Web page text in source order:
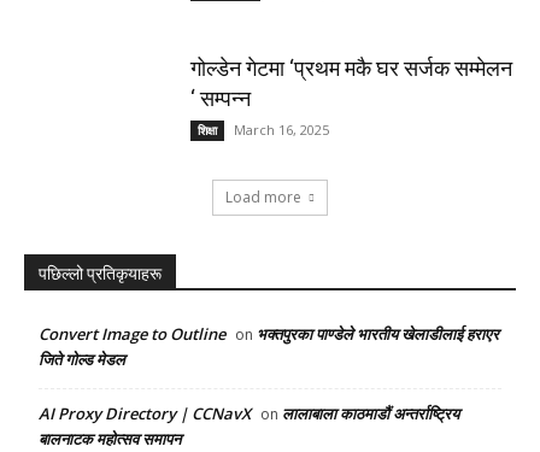
गोल्डेन गेटमा ‘प्रथम मकै घर सर्जक सम्मेलन
‘ सम्पन्न
शिक्षा March 16, 2025
Load more
पछिल्लो प्रतिकृयाहरू
Convert Image to Outline on भक्तपुरका पाण्डेले भारतीय खेलाडीलाई हराएर
जिते गोल्ड मेडल
AI Proxy Directory | CCNavX on लालाबाला काठमाडौं अन्तर्राष्ट्रिय
बालनाटक महोत्सव समापन